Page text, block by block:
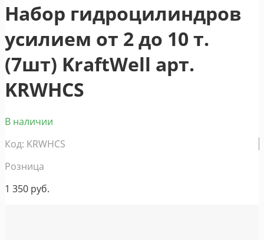
Набор гидроцилиндров
усилием от 2 до 10 т.
(7шт) KraftWell арт.
KRWHCS
В наличии
Код: KRWHCS
Розница
1 350 руб.